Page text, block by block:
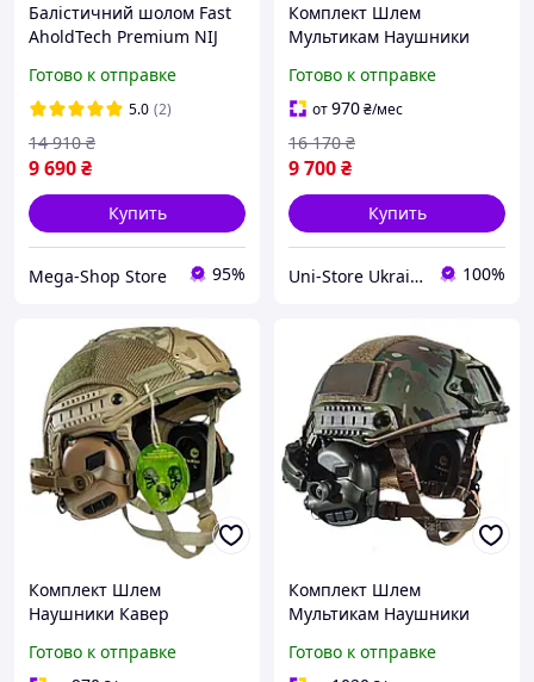
Балістичний шолом Fast
AholdTech Premium NIJ
навушниками EARMOR
M31 і чебурашка
Готово к отправке
5.0 (2)
9 690₴
14 910 ₴
Купить
Mega-Shop Store 95%
Комплект Шлем
Мультикам Наушники
с наушниками Earmor
M31 Бронешлем 3А
Готово к отправке
от970₴/мес
9 700₴
16 170 ₴
Купить
Uni-Store Ukraine — Побудуй свій світ! 100%
Комплект Шлем
Наушники Кавер
с наушниками Earmor
Готово к отправке
Комплект Шлем
Мультикам Наушники
с наушниками Earmor
Готово к отправке